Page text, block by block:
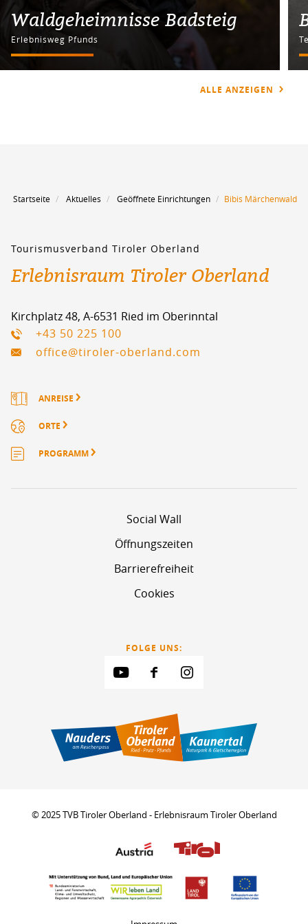
Waldgeheimnisse Badsteig
Erlebnisweg Pfunds
ALLE ANZEIGEN
Startseite Aktuelles Geöffnete Einrichtungen Bibis Märchenwald
Tourismusverband Tiroler Oberland
Erlebnisraum Tiroler Oberland
Kirchplatz 48, A-6531 Ried im Oberinntal
+43 50 225 100
office@tiroler-oberland.com
ANREISE
ORTE
PROGRAMM
Social Wall
Öffnungszeiten
Barrierefreiheit
Cookies
FOLGE UNS:
© 2025 TVB Tiroler Oberland - Erlebnisraum Tiroler Oberland